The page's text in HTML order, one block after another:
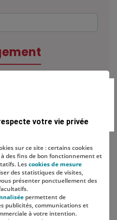
votre vie privée
sur ce site : certains cookies
des fins de bon fonctionnement et
Lescookies de mesure
des statistiques de visites,
présenter ponctuellement des
permettent de
publicités, communications et
à votre intention.